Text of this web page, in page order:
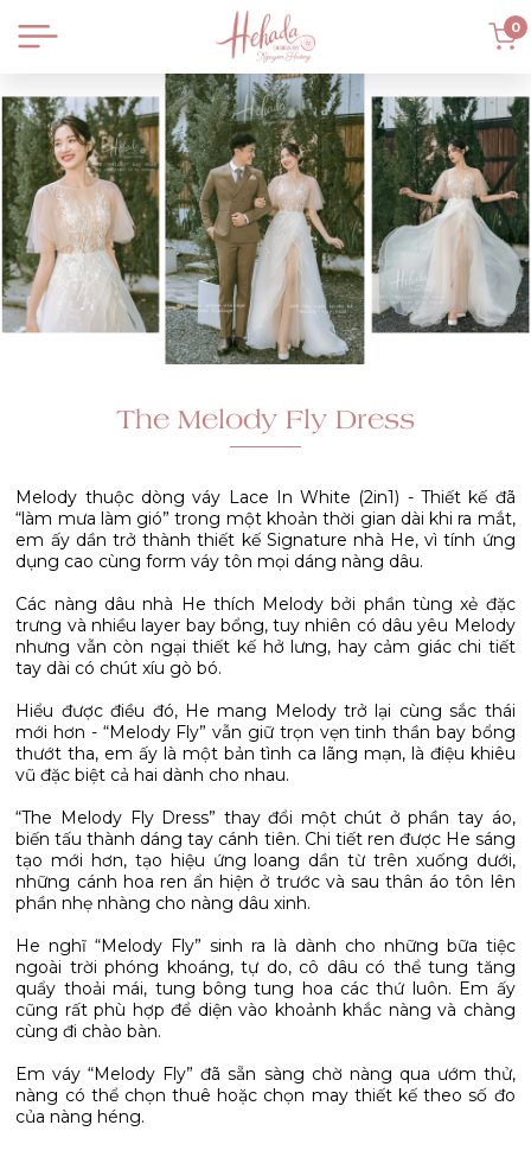
0
The Melody Fly Dress
Melody thuộc dòng váy Lace In White (2in1) - Thiết kế đã
“làm mưa làm gió” trong một khoản thời gian dài khi ra mắt,
em ấy dần trở thành thiết kế Signature nhà He, vì tính ứng
dụng cao cùng form váy tôn mọi dáng nàng dâu.
Các nàng dâu nhà He thích Melody bởi phần tùng xẻ đặc
trưng và nhiều layer bay bổng, tuy nhiên có dâu yêu Melody
nhưng vẫn còn ngại thiết kế hở lưng, hay cảm giác chi tiết
tay dài có chút xíu gò bó.
Hiểu được điều đó, He mang Melody trở lại cùng sắc thái
mới hơn - “Melody Fly” vẫn giữ trọn vẹn tinh thần bay bổng
thướt tha, em ấy là một bản tình ca lãng mạn, là điệu khiêu
vũ đặc biệt cả hai dành cho nhau.
“The Melody Fly Dress” thay đổi một chút ở phần tay áo,
biến tấu thành dáng tay cánh tiên. Chi tiết ren được He sáng
tạo mới hơn, tạo hiệu ứng loang dần từ trên xuống dưới,
những cánh hoa ren ẩn hiện ở trước và sau thân áo tôn lên
phần nhẹ nhàng cho nàng dâu xinh.
He nghĩ “Melody Fly” sinh ra là dành cho những bữa tiệc
ngoài trời phóng khoáng, tự do, cô dâu có thể tung tăng
quẩy thoải mái, tung bông tung hoa các thứ luôn. Em ấy
cũng rất phù hợp để diện vào khoảnh khắc nàng và chàng
cùng đi chào bàn.
Em váy “Melody Fly” đã sẵn sàng chờ nàng qua ướm thử,
nàng có thể chọn thuê hoặc chọn may thiết kế theo số đo
của nàng héng.